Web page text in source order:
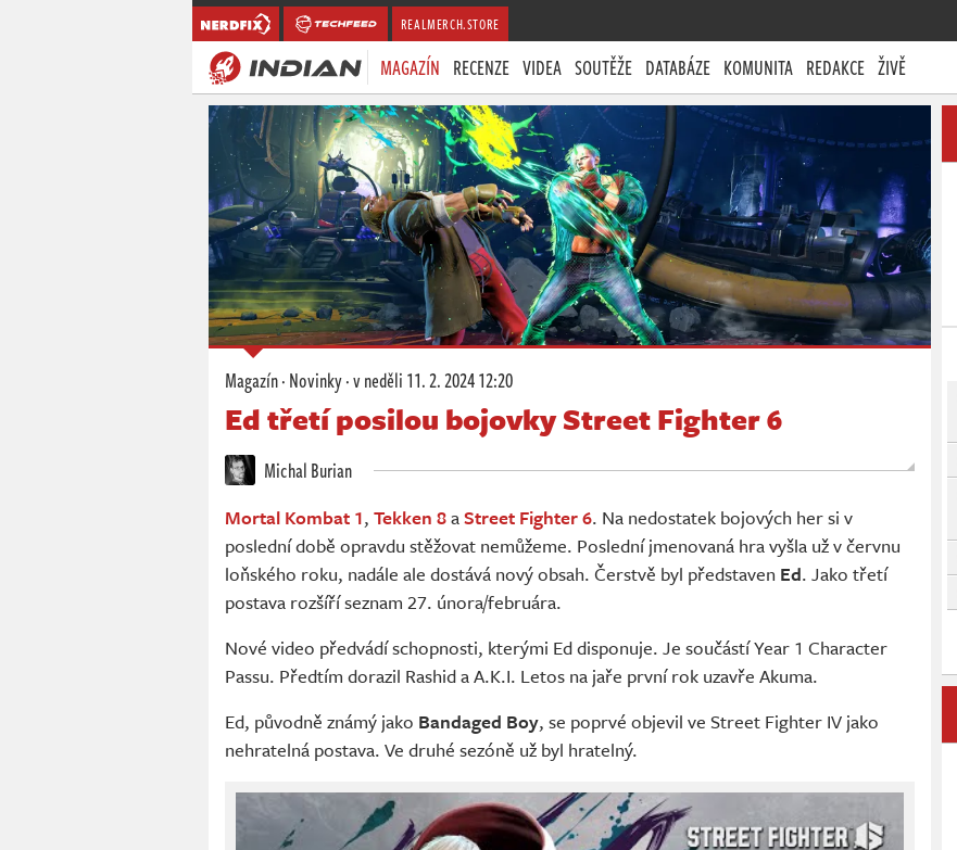
REALMERCH.STORE
MAGAZÍN RECENZE VIDEA SOUTĚŽE DATABÁZE KOMUNITA REDAKCE ŽIVĚ
Magazín·Novinky·v neděli11. 2. 2024 12:20
Ed třetí posilou bojovky Street Fighter 6
Michal Burian
Mortal Kombat 1, Tekken 8aStreet Fighter 6. Na nedostatek bojových her si v
poslední době opravdu stěžovat nemůžeme. Poslední jmenovaná hra vyšla už v červnu
loňského roku, nadále ale dostává nový obsah. Čerstvě byl představen Ed. Jako třetí
postava rozšíří seznam 27. února/februára.
Nové video předvádí schopnosti, kterými Ed disponuje. Je součástí Year 1 Character
Passu. Předtím dorazil Rashid a A.K.I. Letos na jaře první rok uzavře Akuma.
Ed, původně známý jako Bandaged Boy, se poprvé objevil ve Street Fighter IV jako
nehratelná postava. Ve druhé sezóně už byl hratelný.